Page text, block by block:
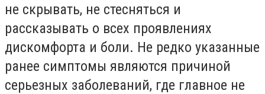
не скрывать, не стесняться и
рассказывать о всех проявлениях
дискомфорта и боли. Не редко указанные
ранее симптомы являются причиной
серьезных заболеваний, где главное не